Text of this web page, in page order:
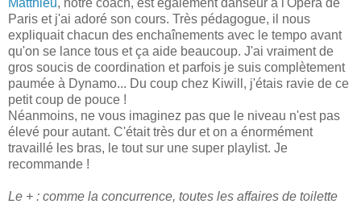
Paris et j'ai adoré son cours. Très pédagogue, il nous
expliquait chacun des enchaînements avec le tempo avant
qu'on se lance tous et ça aide beaucoup. J'ai vraiment de
gros soucis de coordination et parfois je suis complètement
paumée à Dynamo... Du coup chez Kiwill, j'étais ravie de ce
petit coup de pouce !
Néanmoins, ne vous imaginez pas que le niveau n'est pas
élevé pour autant. C'était très dur et on a énormément
travaillé les bras, le tout sur une super playlist. Je
recommande !
Le + : comme la concurrence, toutes les affaires de toilette